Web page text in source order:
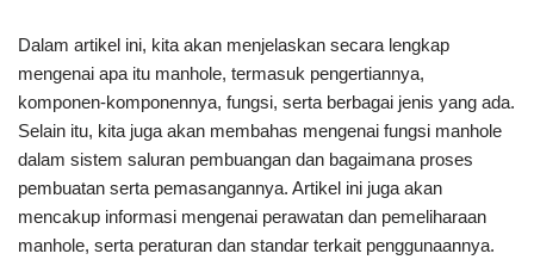
Dalam artikel ini, kita akan menjelaskan secara lengkap
mengenai apa itu manhole, termasuk pengertiannya,
komponen-komponennya, fungsi, serta berbagai jenis yang ada.
Selain itu, kita juga akan membahas mengenai fungsi manhole
dalam sistem saluran pembuangan dan bagaimana proses
pembuatan serta pemasangannya. Artikel ini juga akan
mencakup informasi mengenai perawatan dan pemeliharaan
manhole, serta peraturan dan standar terkait penggunaannya.